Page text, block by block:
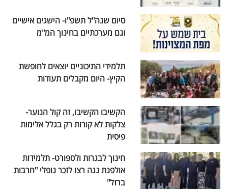
סיום שנה"ל תשפ"ו- הישגים אישיים
וגם מערכתיים בחינוך המ"מ
תלמידי התיכוניים יוצאים לחופשת
הקיץ- היום מקבלים תעודות
הקשיבו הקשיבו, זה קול הנוער-
צלקות לא קורות רק בגלל אלימות
פיסית
חינוך לבגרות ולספורט- תלמידות
אולפנת נגה רצו לזכר נופלי "חרבות
ברזל"